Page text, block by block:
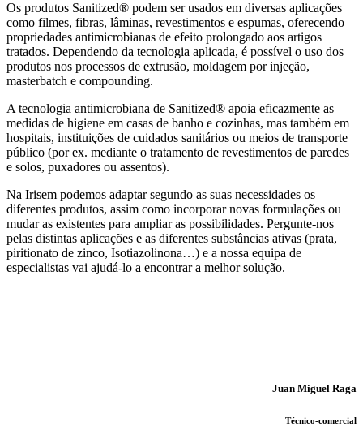
Os produtos Sanitized® podem ser usados em diversas aplicações
como filmes, fibras, lâminas, revestimentos e espumas, oferecendo
propriedades antimicrobianas de efeito prolongado aos artigos
tratados. Dependendo da tecnologia aplicada, é possível o uso dos
produtos nos processos de extrusão, moldagem por injeção,
masterbatch e compounding.
A tecnologia antimicrobiana de Sanitized® apoia eficazmente as
medidas de higiene em casas de banho e cozinhas, mas também em
hospitais, instituições de cuidados sanitários ou meios de transporte
público (por ex. mediante o tratamento de revestimentos de paredes
e solos, puxadores ou assentos).
Na Irisem podemos adaptar segundo as suas necessidades os
diferentes produtos, assim como incorporar novas formulações ou
mudar as existentes para ampliar as possibilidades. Pergunte-nos
pelas distintas aplicações e as diferentes substâncias ativas (prata,
piritionato de zinco, Isotiazolinona…) e a nossa equipa de
especialistas vai ajudá-lo a encontrar a melhor solução.
Juan Miguel Raga
Técnico-comercial